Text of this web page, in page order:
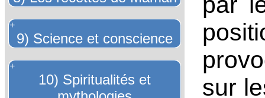
+
9) Science et conscience
+
10) Spiritualités et
sur